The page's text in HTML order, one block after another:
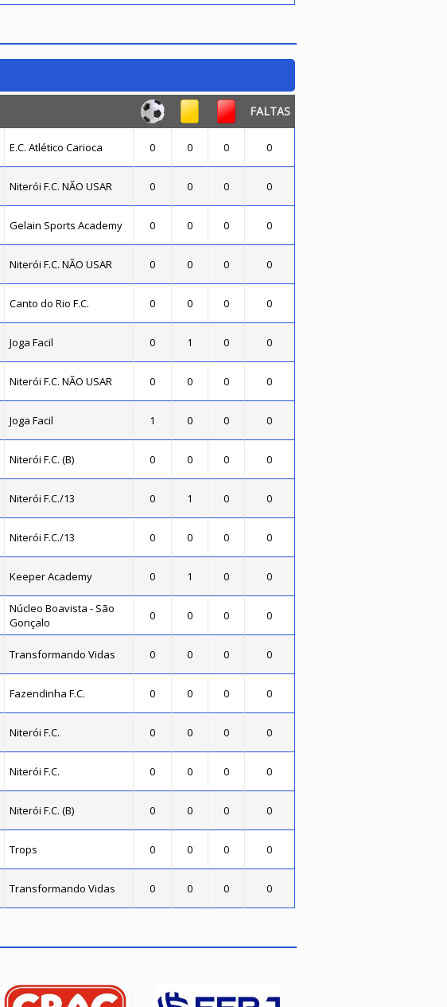
FALTAS
E.C. Atlético Carioca 0 0 0 0
Niterói F.C. NÃO USAR 0 0 0 0
Gelain Sports Academy 0 0 0 0
Niterói F.C. NÃO USAR 0 0 0 0
Canto do Rio F.C. 0 0 0 0
Joga Facil 0 1 0 0
Niterói F.C. NÃO USAR 0 0 0 0
Joga Facil 1 0 0 0
Niterói F.C. (B) 0 0 0 0
Niterói F.C./13 0 1 0 0
Niterói F.C./13 0 0 0 0
Keeper Academy 0 1 0 0
Núcleo Boavista - São
Gonçalo
0 0 0 0
Transformando Vidas 0 0 0 0
Fazendinha F.C. 0 0 0 0
Niterói F.C. 0 0 0 0
Niterói F.C. 0 0 0 0
Niterói F.C. (B) 0 0 0 0
Trops 0 0 0 0
Transformando Vidas 0 0 0 0